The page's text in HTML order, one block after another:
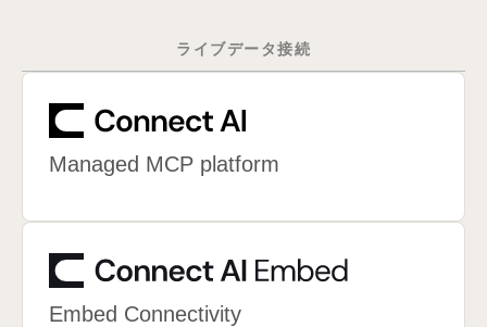
ライブデータ接続
Managed MCP platform
Embed Connectivity